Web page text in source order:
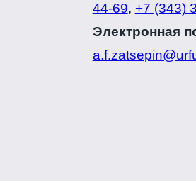
44-69, +7 (343)
Электронная